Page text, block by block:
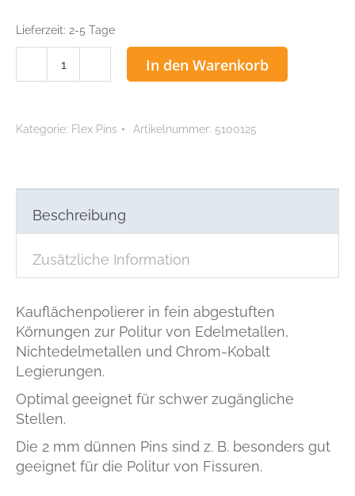
Lieferzeit: 2-5 Tage
Menge
In den Warenkorb
Kategorie: Flex Pins Artikelnummer: 5100125
Beschreibung
Zusätzliche Information
Kauflächenpolierer in fein abgestuften
Körnungen zur Politur von Edelmetallen,
Nichtedelmetallen und Chrom-Kobalt
Legierungen.
Optimal geeignet für schwer zugängliche
Stellen.
Die 2 mm dünnen Pins sind z. B. besonders gut
geeignet für die Politur von Fissuren.